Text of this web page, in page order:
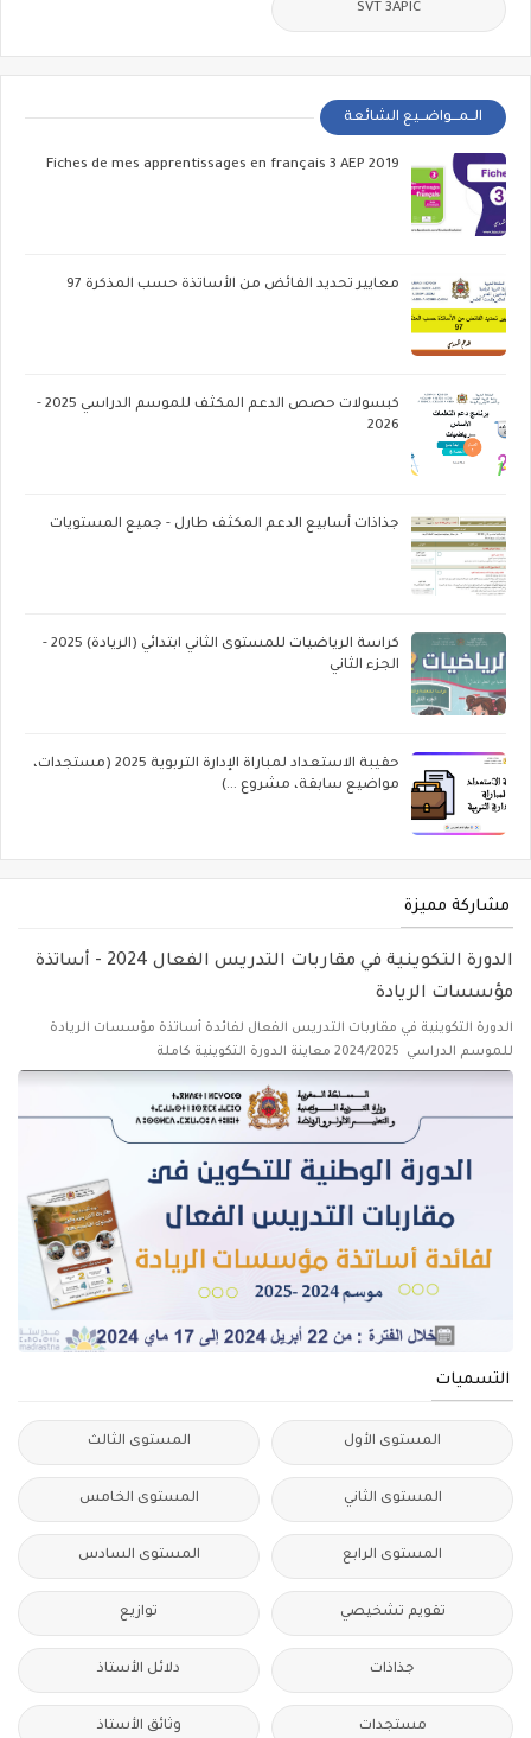
SVT 3APIC
الــمـــواضــيع الشائعة
Fiches de mes apprentissages en français 3 AEP 2019
معايير تحديد الفائض من الأساتذة حسب المذكرة 97
كبسولات حصص الدعم المكثف للموسم الدراسي 2025 -
2026
جذاذات أسابيع الدعم المكثف طارل - جميع المستويات
كراسة الرياضيات للمستوى الثاني ابتدائي (الريادة) 2025 -
الجزء الثاني
حقيبة الاستعداد لمباراة الإدارة التربوية 2025 (مستجدات،
مواضيع سابقة، مشروع ...)
مشاركة مميزة
الدورة التكوينية في مقاربات التدريس الفعال 2024 - أساتذة
مؤسسات الريادة
الدورة التكوينية في مقاربات التدريس الفعال لفائدة أساتذة مؤسسات الريادة
للموسم الدراسي 2024/2025 معاينة الدورة التكوينية كاملة
التسميات
المستوى الأول المستوى الثالث
المستوى الثاني المستوى الخامس
المستوى الرابع المستوى السادس
تقويم تشخيصي توازيع
جذاذات دلائل الأستاذ
مستجدات وثائق الأستاذ